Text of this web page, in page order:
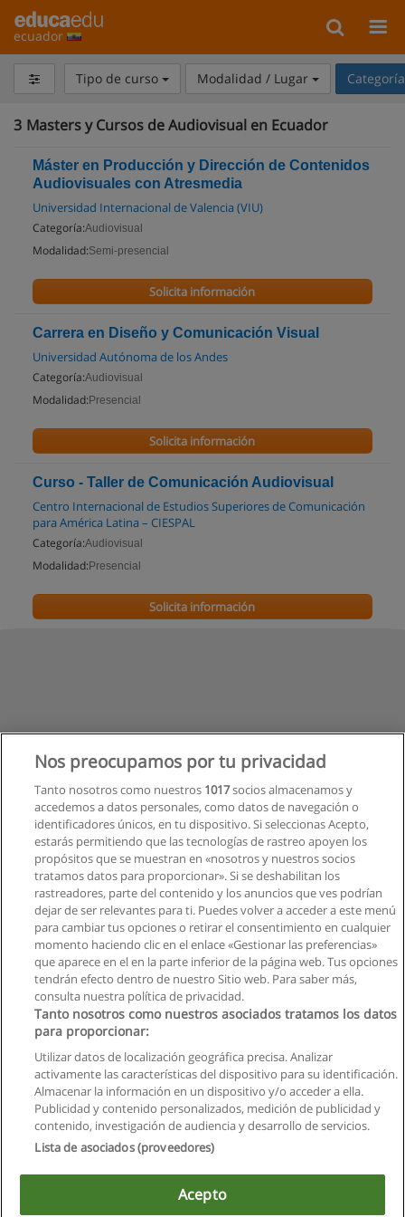
ecuador
Tipo de curso Modalidad / Lugar
3 Masters y Cursos de Audiovisual en Ecuador
Máster en Producción y Dirección de Contenidos
Audiovisuales con Atresmedia
Universidad Internacional de Valencia (VIU)
Categoría:Audiovisual
Modalidad:Semi-presencial
Solicita información
Carrera en Diseño y Comunicación Visual
Universidad Autónoma de los Andes
Categoría:Audiovisual
Modalidad: Presencial
Solicita información
Curso - Taller de Comunicación Audiovisual
Centro Internacional de Estudios Superiores de Comunicación
para América Latina – CIESPAL
Categoría:Audiovisual
Modalidad: Presencial
Solicita información
Privacidad de datos
Contactar con Educaedu
Copyright © Educaedu Business S.L. - CIF : B-95610580: -
Nos preocupamos por tu privacidad
Tanto nosotros como nuestros 1017socios almacenamos y
accedemos a datos personales, como datos de navegación o
identificadores únicos, en tu dispositivo. Si seleccionas Acepto,
estarás permitiendo que las tecnologías de rastreo apoyen los
propósitos que se muestran en «nosotros y nuestros socios
tratamos datos para proporcionar». Si se deshabilitan los
rastreadores, parte del contenido y los anuncios que ves podrían
dejar de ser relevantes para ti. Puedes volver a acceder a este menú
para cambiar tus opciones o retirar el consentimiento en cualquier
momento haciendo clic en el enlace «Gestionar las preferencias»
que aparece en el en la parte inferior de la página web. Tus opciones
tendrán efecto dentro de nuestro Sitio web. Para saber más,
consulta nuestra política de privacidad.
Tanto nosotros como nuestros asociados tratamos los datos
para proporcionar:
Utilizar datos de localización geográfica precisa. Analizar
activamente las características del dispositivo para su identificación.
Almacenar la información en un dispositivo y/o acceder a ella.
Publicidad y contenido personalizados, medición de publicidad y
contenido, investigación de audiencia y desarrollo de servicios.
Lista de asociados (proveedores)
Acepto